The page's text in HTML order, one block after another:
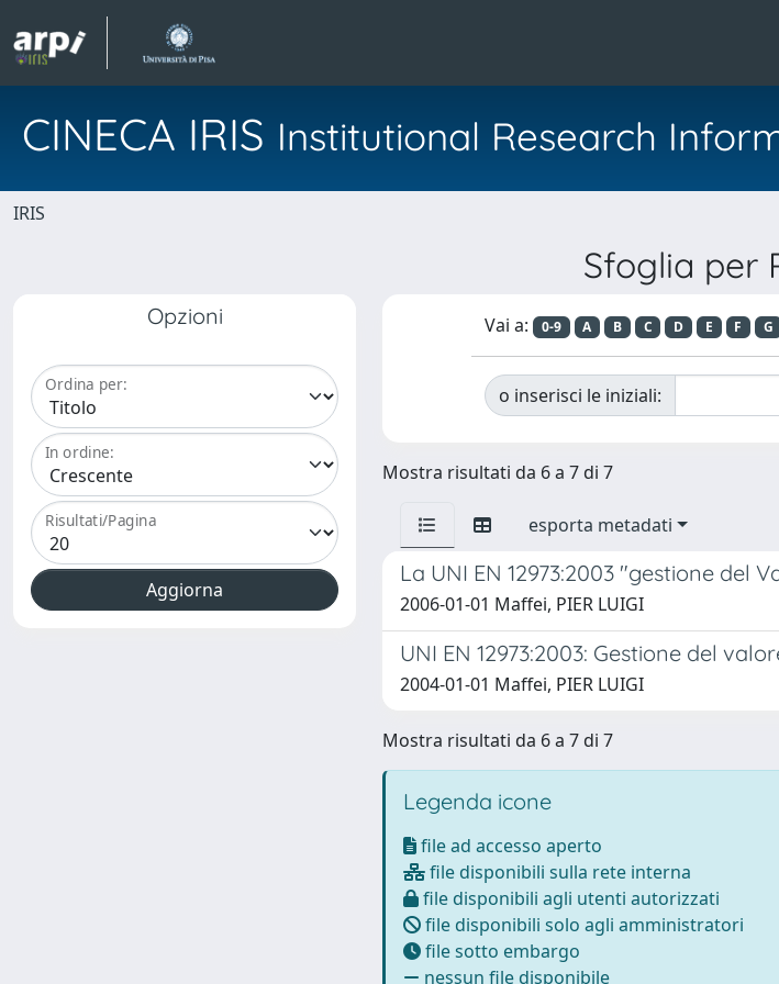
CINECA IRIS Institutional Research
IRIS
Sfoglia per
Opzioni
Ordina per:
In ordine:
Risultati/Pagina
Vai a: 0-9 A B C D E F G
o inserisci le iniziali:
Mostra risultati da 6 a 7 di 7
esporta metadati
La UNI EN 12973:2003 "gestione del
2006-01-01 Maffei, PIER LUIGI
UNI EN 12973:2003: Gestione del
2004-01-01 Maffei, PIER LUIGI
Mostra risultati da 6 a 7 di 7
Legenda icone
file ad accesso aperto
file disponibili sulla rete interna
file disponibili agli utenti autorizzati
file disponibili solo agli amministratori
file sotto embargo
nessun file disponibile